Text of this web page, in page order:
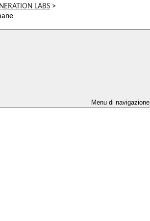
LABS >
Menu di navigazione